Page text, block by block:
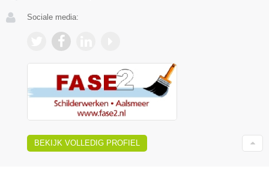
Sociale media:
BEKIJK VOLLEDIG PROFIEL